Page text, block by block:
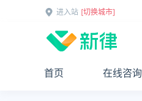
进入站 [切换城市]
首页 在线咨询